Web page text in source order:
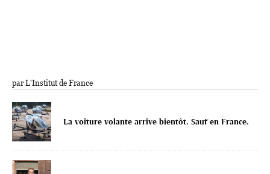
par L'Institut de France
La voiture volante arrive bientôt. Sauf en France.